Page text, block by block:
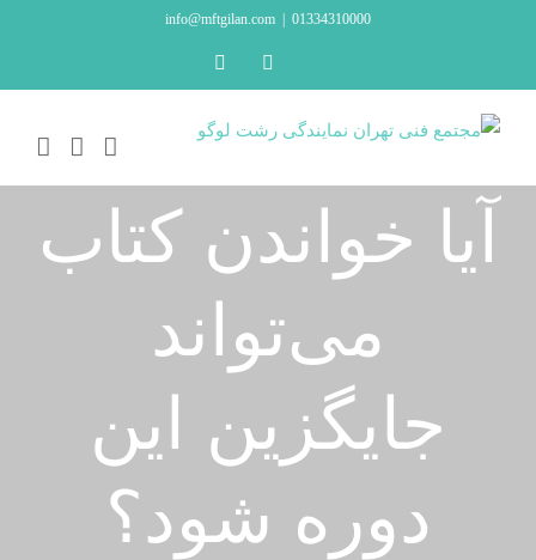
01334310000
info@mftgilan.com
Instagram
آیا خواندن کتاب
می‌تواند
جایگزین این
دوره شود؟